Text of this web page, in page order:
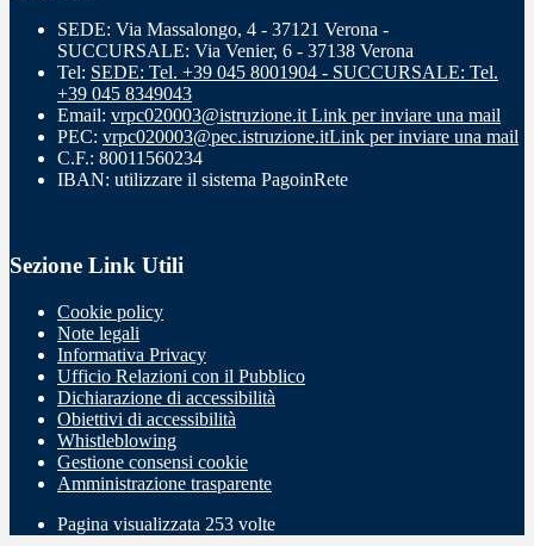
SEDE: Via Massalongo, 4 - 37121 Verona -
SUCCURSALE: Via Venier, 6 - 37138 Verona
Tel: SEDE: Tel. +39 045 8001904 - SUCCURSALE: Tel.
+39 045 8349043
Email: vrpc020003@istruzione.it Link per inviare una mail
PEC: vrpc020003@pec.istruzione.itLink per inviare una mail
C.F.: 80011560234
IBAN: utilizzare il sistema PagoinRete
Sezione Link Utili
Cookie policy
Note legali
Informativa Privacy
Ufficio Relazioni con il Pubblico
Dichiarazione di accessibilità
Obiettivi di accessibilità
Whistleblowing
Gestione consensi cookie
Amministrazione trasparente
Pagina visualizzata 253 volte